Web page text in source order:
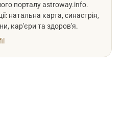
порталу astroway.info.
натальна карта, синастрія,
кар'єри та здоров'я.